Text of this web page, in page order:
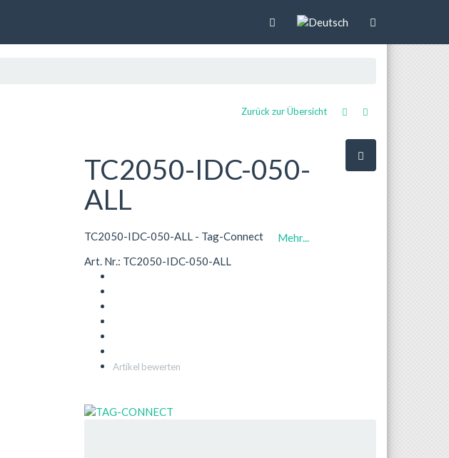
Zurück zur Übersicht
TC2050-IDC-050-
ALL
TC2050-IDC-050-ALL - Tag-Connect
Mehr...
Art. Nr.: TC2050-IDC-050-ALL
Artikel bewerten